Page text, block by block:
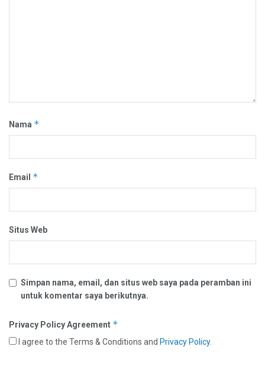
Nama *
Email *
Situs Web
Simpan nama, email, dan situs web saya pada peramban ini
untuk komentar saya berikutnya.
Privacy Policy Agreement *
I agree to the Terms & Conditions and Privacy Policy.